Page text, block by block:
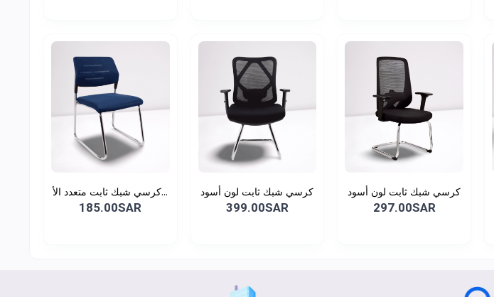
كرسي شبك ثابت متعدد الأ...
185.00SAR
كرسي شبك ثابت لون أسود
399.00SAR
كرسي شبك ثابت لون أسود
297.00SAR